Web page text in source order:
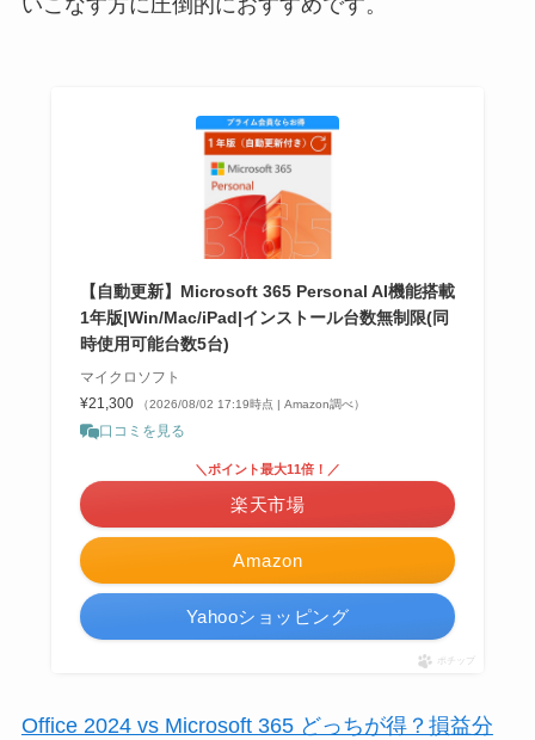
【自動更新】Microsoft 365 Personal AI機能搭載
1年版|Win/Mac/iPad|インストール台数無制限(同
時使用可能台数5台)
マイクロソフト
¥21,300
（2026/08/02 17:19時点 | Amazon調べ）
口コミを見る
Amazon
＼ポイント最大11倍！／
楽天市場
Yahooショッピング
ポチップ
Office 2024 vs Microsoft 365 どっちが得？損益分